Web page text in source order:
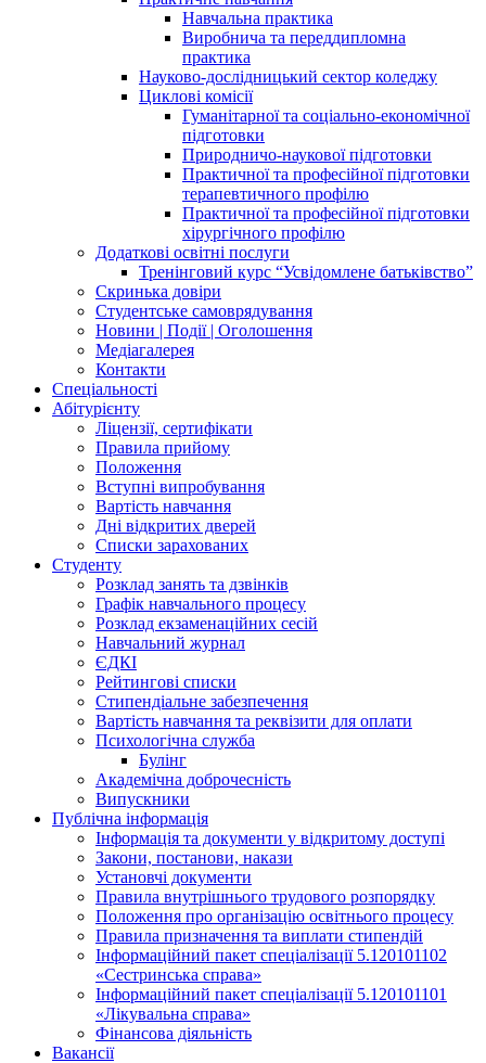
Навчальна практика
Виробнича та переддипломна
практика
Науково-дослідницький сектор коледжу
Циклові комісії
Гуманітарної та соціально-економічної
підготовки
Природничо-наукової підготовки
Практичної та професійної підготовки
терапевтичного профілю
Практичної та професійної підготовки
хірургічного профілю
Додаткові освітні послуги
Тренінговий курс “Усвідомлене батьківство”
Скринька довіри
Студентське самоврядування
Новини | Події | Оголошення
Медіагалерея
Контакти
Спеціальності
Абітурієнту
Ліцензії, сертифікати
Правила прийому
Положення
Вступні випробування
Вартість навчання
Дні відкритих дверей
Списки зарахованих
Студенту
Розклад занять та дзвінків
Графік навчального процесу
Розклад екзаменаційних сесій
Навчальний журнал
ЄДКІ
Рейтингові списки
Стипендіальне забезпечення
Вартість навчання та реквізити для оплати
Психологічна служба
Булінг
Академічна доброчесність
Випускники
Публічна інформація
Інформація та документи у відкритому доступі
Закони, постанови, накази
Установчі документи
Правила внутрішнього трудового розпорядку
Положення про організацію освітнього процесу
Правила призначення та виплати стипендій
Інформаційний пакет спеціалізації 5.120101102
«Сестринська справа»
Інформаційний пакет спеціалізації 5.120101101
«Лікувальна справа»
Фінансова діяльність
Вакансії